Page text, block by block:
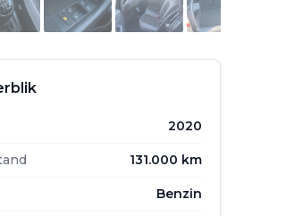
2020
131.000 km
Benzin